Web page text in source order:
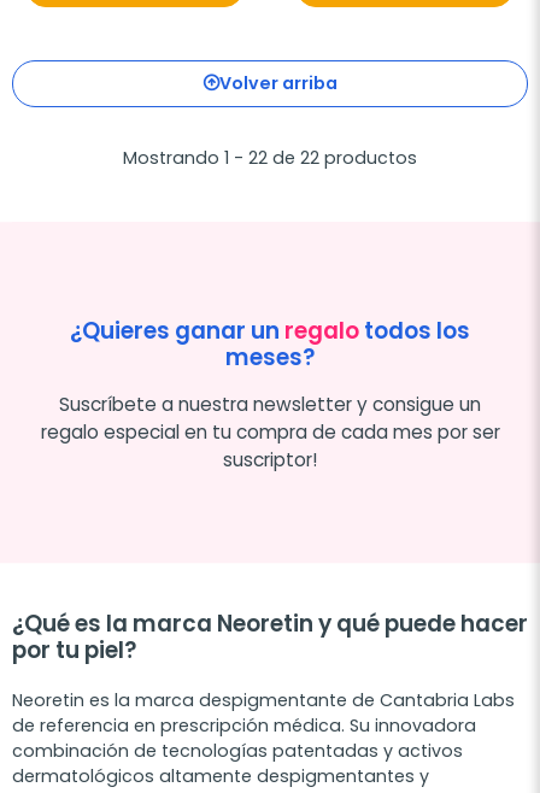
Volver arriba
Mostrando 1 - 22 de 22 productos
¿Quieres ganar un regalotodos los
meses?
Suscríbete a nuestra newsletter y consigue un
regalo especial en tu compra de cada mes por ser
suscriptor!
¿Qué es la marca Neoretin y qué puede hacer
por tu piel?
Neoretin es la marca despigmentante de Cantabria Labs
de referencia en prescripción médica. Su innovadora
combinación de tecnologías patentadas y activos
dermatológicos altamente despigmentantes y